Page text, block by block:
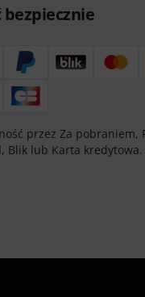
bezpiecznie
przez Za pobraniem,
Blik lub Karta kredytowa.